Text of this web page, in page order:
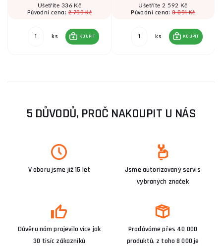
Ušetříte 336 Kč
Původní cena:2 799 Kč
ks KOUPIT
Ušetříte 2 592 Kč
Původní cena:3 891 Kč
ks KOUPIT
5 DŮVODŮ, PROČ NAKOUPIT U NÁS
V oboru jsme již 15 let
Jsme autorizovaný servis
vybraných značek
Důvěru nám projevilo více jak
30 tisíc zákazníků
Prodáváme přes 40 000
produktů, z toho 8 000 je